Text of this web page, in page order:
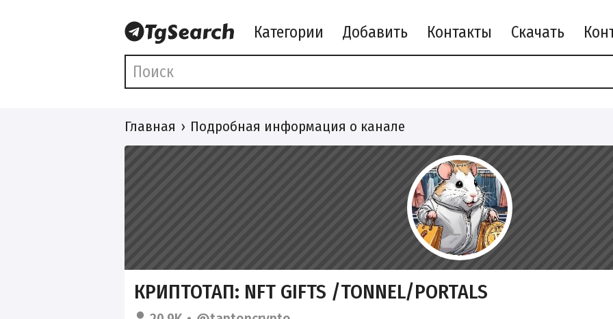
Категории Добавить Контакты Скачать
Главная Подробная информация о канале
КРИПТОТАП: NFT GIFTS /TONNEL/PORTALS